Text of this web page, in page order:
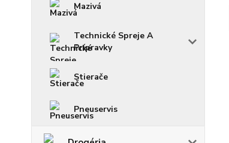
Mazivá
Technické Spreje A
Prípravky
Stierače
Pneuservis